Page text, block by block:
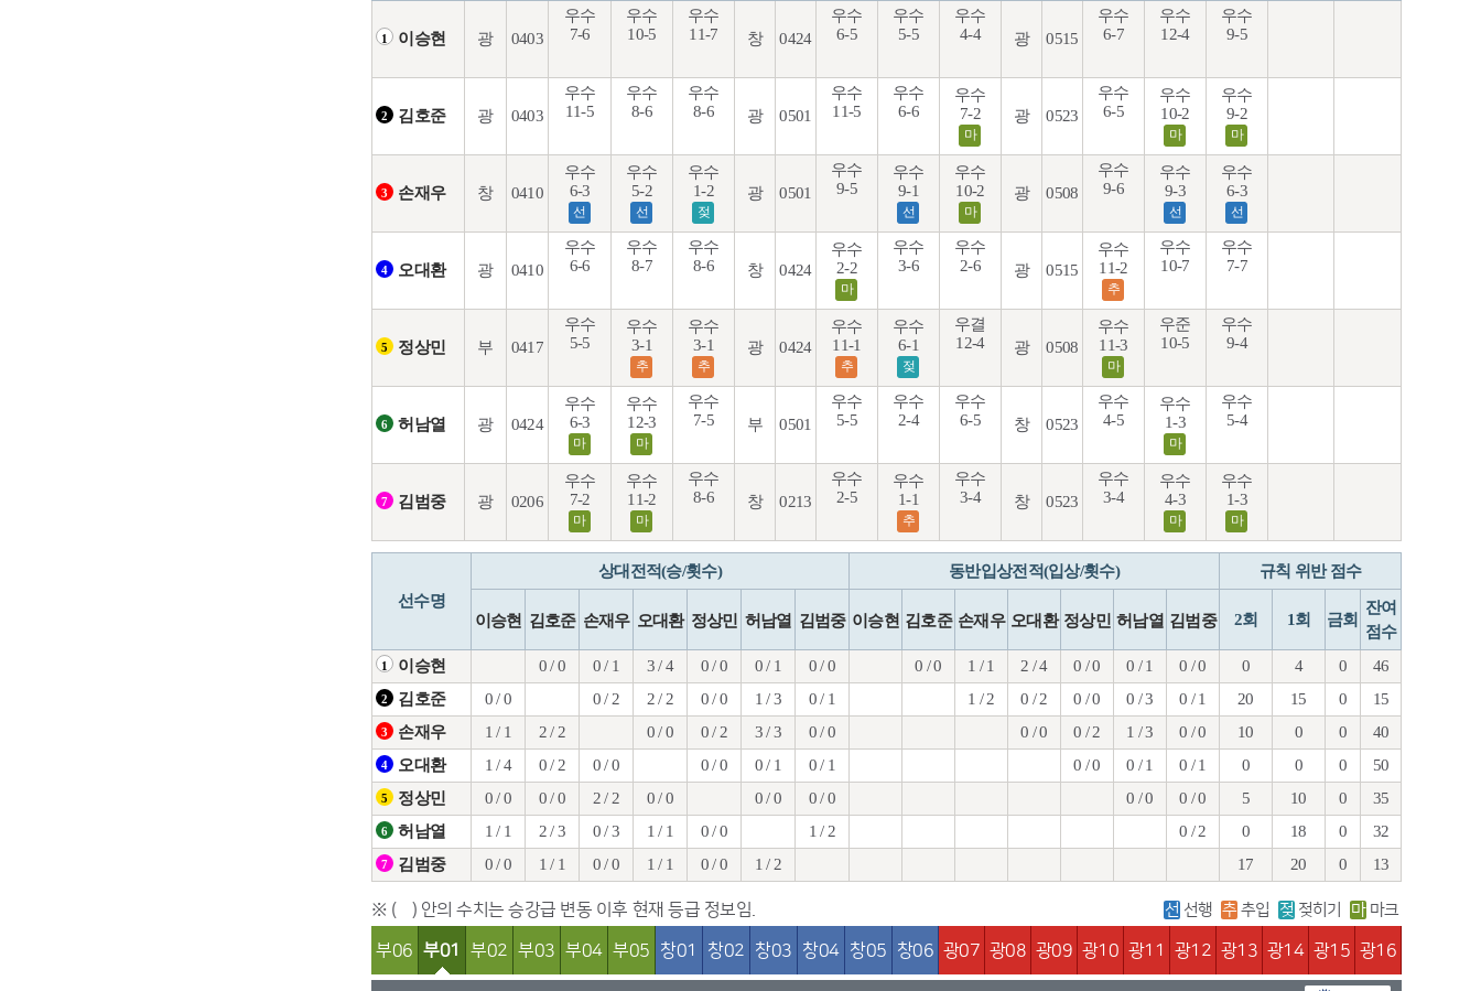
1 이승현 광 0403
우수
7-6
우수
10-5
우수
11-7
창 0424
우수
6-5
우수
5-5
우수
4-4
광 0515
우수
6-7
우수
12-4
우수
9-5
2 김호준 광 0403
우수
11-5
우수
8-6
우수
8-6
광 0501
우수
11-5
우수
6-6
우수
7-2
마
광 0523
우수
6-5
우수
10-2
마
우수
9-2
마
3 손재우 창 0410
우수
6-3
선
우수
5-2
선
우수
1-2
젖
광 0501
우수
9-5
우수
9-1
선
우수
10-2
마
광 0508
우수
9-6
우수
9-3
선
우수
6-3
선
4 오대환 광 0410
우수
6-6
우수
8-7
우수
8-6
창 0424
우수
2-2
마
우수
3-6
우수
2-6
광 0515
우수
11-2
추
우수
10-7
우수
7-7
5 정상민 부 0417
우수
5-5
우수
3-1
추
우수
3-1
추
광 0424
우수
11-1
추
우수
6-1
젖
우결
12-4
광 0508
우수
11-3
마
우준
10-5
우수
9-4
6 허남열 광 0424
우수
6-3
마
우수
12-3
마
우수
7-5
부 0501
우수
5-5
우수
2-4
우수
6-5
창 0523
우수
4-5
우수
1-3
마
우수
5-4
7 김범중 광 0206
우수
7-2
마
우수
11-2
마
우수
8-6
창 0213
우수
2-5
우수
1-1
추
우수
3-4
창 0523
우수
3-4
우수
4-3
마
우수
1-3
마
선수명
상대전적(승/횟수) 동반입상전적(입상/횟수) 규칙 위반 점수
이승현 김호준 손재우 오대환 정상민 허남열 김범중 이승현 김호준 손재우 오대환 정상민 허남열 김범중 2회 1회 금회
잔여
점수
1 이승현 0 / 0 0 / 1 3 / 4 0 / 0 0 / 1 0 / 0 0 / 0 1 / 1 2 / 4 0 / 0 0 / 1 0 / 0 0 4 0 46
2 김호준 0 / 0 0 / 2 2 / 2 0 / 0 1 / 3 0 / 1 1 / 2 0 / 2 0 / 0 0 / 3 0 / 1 20 15 0 15
3 손재우 1 / 1 2 / 2 0 / 0 0 / 2 3 / 3 0 / 0 0 / 0 0 / 2 1 / 3 0 / 0 10 0 0 40
4 오대환 1 / 4 0 / 2 0 / 0 0 / 0 0 / 1 0 / 1 0 / 0 0 / 1 0 / 1 0 0 0 50
5 정상민 0 / 0 0 / 0 2 / 2 0 / 0 0 / 0 0 / 0 0 / 0 0 / 0 5 10 0 35
6 허남열 1 / 1 2 / 3 0 / 3 1 / 1 0 / 0 1 / 2 0 / 2 0 18 0 32
7 김범중 0 / 0 1 / 1 0 / 0 1 / 1 0 / 0 1 / 2 17 20 0 13
※ ( ) 안의 수치는 승강급 변동 이후 현재 등급 정보임. 선 선행 추 추입 젖 젖히기 마 마크
부06 부01 부02 부03 부04 부05 창01 창02 창03 창04 창05 창06 광07 광08 광09 광10 광11 광12 광13 광14 광15 광16